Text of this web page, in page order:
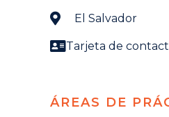
El Salvador
Tarjeta de
ÁREAS DE